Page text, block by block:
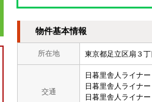
物件基本情報
所在地 東京都足立区扇３
交通
日暮里舎人ライナ
日暮里舎人ライナ
日暮里舎人ライナ